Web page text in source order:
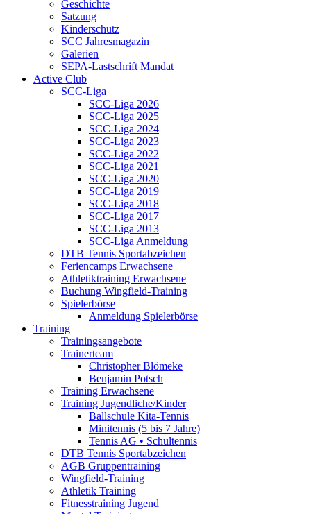
Geschichte
Satzung
Kinderschutz
SCC Jahresmagazin
Galerien
SEPA-Lastschrift Mandat
Active Club
SCC-Liga
SCC-Liga 2026
SCC-Liga 2025
SCC-Liga 2024
SCC-Liga 2023
SCC-Liga 2022
SCC-Liga 2021
SCC-Liga 2020
SCC-Liga 2019
SCC-Liga 2018
SCC-Liga 2017
SCC-Liga 2013
SCC-Liga Anmeldung
DTB Tennis Sportabzeichen
Feriencamps Erwachsene
Athletiktraining Erwachsene
Buchung Wingfield-Training
Spielerbörse
Anmeldung Spielerbörse
Training
Trainingsangebote
Trainerteam
Christopher Blömeke
Benjamin Potsch
Training Erwachsene
Training Jugendliche/Kinder
Ballschule Kita-Tennis
Minitennis (5 bis 7 Jahre)
Tennis AG • Schultennis
DTB Tennis Sportabzeichen
AGB Gruppentraining
Wingfield-Training
Athletik Training
Fitnesstraining Jugend